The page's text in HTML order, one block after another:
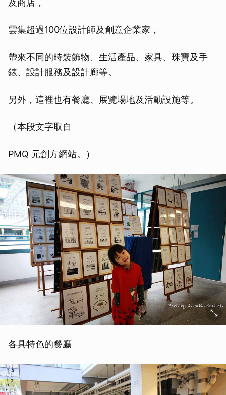
雲集超過100位設計師及創意企業家，
帶來不同的時裝飾物、生活產品、家具、珠寶及手
錶、設計服務及設計廊等。
另外，這裡也有餐廳、展覽場地及活動設施等。
（本段文字取自
PMQ 元創方網站。）
各具特色的餐廳